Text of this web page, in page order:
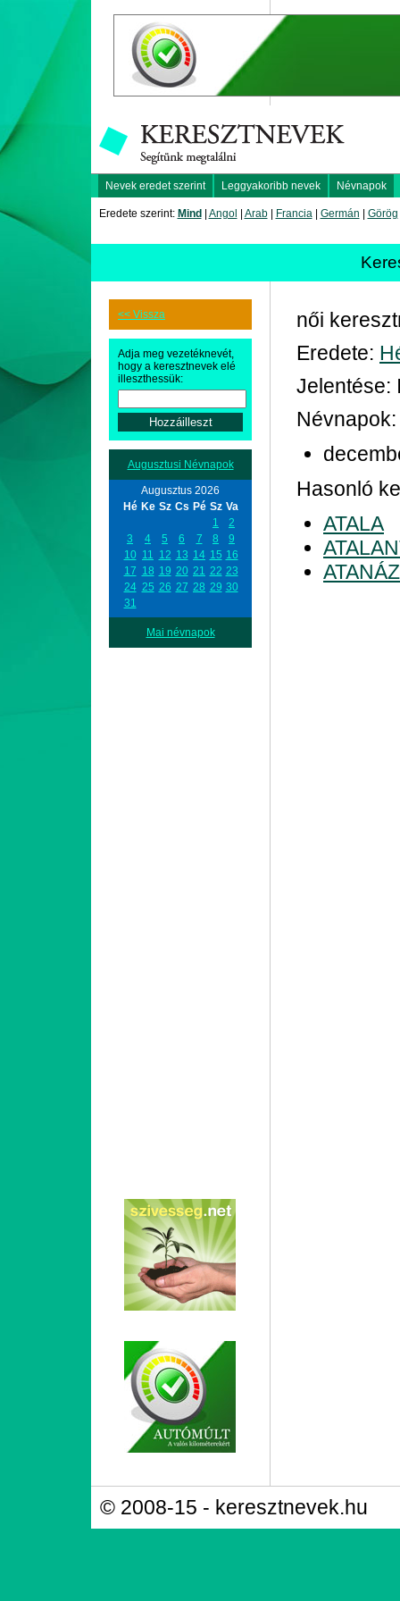
Nevek eredet szerint Leggyakoribb nevek Névnapok
Eredete szerint: Mind Angol Arab| Francia| Germán Görög
<< Vissza
Adja meg vezetéknevét,
hogy a keresztnevek elé
illeszthessük:
Augusztusi Névnapok
Augusztus 2026
Hé Ke Sz Cs Pé Sz Va
1
2
3
4 5 6 7 8
9
10 11 12 13 14 15 16
17 18 19 20 21 22 23
24 25 26 27 28 29 30
31
Mai névnapok
női
Eredete:
Jelentése:
Névnapok:
Hasonló
ATALA
© 2008-15 - keresztnevek.hu